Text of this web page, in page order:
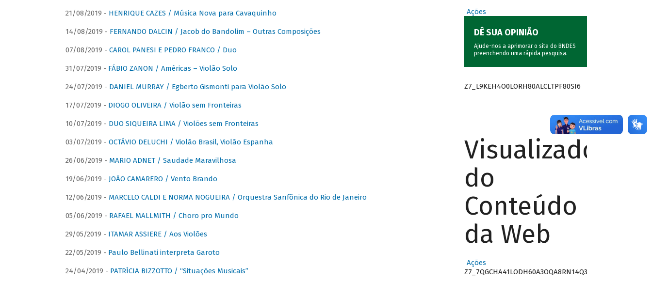
21/08/2019 - HENRIQUE CAZES / Música Nova para Cavaquinho
14/08/2019 - FERNANDO DALCIN / Jacob do Bandolim – Outras Composições
07/08/2019 - CAROL PANESI E PEDRO FRANCO / Duo
31/07/2019 - FÁBIO ZANON / Américas – Violão Solo
24/07/2019 - DANIEL MURRAY / Egberto Gismonti para Violão Solo
17/07/2019 - DIOGO OLIVEIRA / Violão sem Fronteiras
10/07/2019 - DUO SIQUEIRA LIMA / Violões sem Fronteiras
03/07/2019 - OCTÁVIO DELUCHI / Violão Brasil, Violão Espanha
26/06/2019 - MARIO ADNET / Saudade Maravilhosa
19/06/2019 - JOÃO CAMARERO / Vento Brando
12/06/2019 - MARCELO CALDI E NORMA NOGUEIRA / Orquestra Sanfônica do Rio de Janeiro
05/06/2019 - RAFAEL MALLMITH / Choro pro Mundo
29/05/2019 - ITAMAR ASSIERE / Aos Violões
22/05/2019 - Paulo Bellinati interpreta Garoto
24/04/2019 - PATRÍCIA BIZZOTTO / “Situações Musicais”
Ações
DÊ SUA OPINIÃO
Ajude-nos a aprimorar o site do BNDES
preenchendo uma rápida pesquisa.
Z7_L9KEH4O0LORH80ALCLTPF80SI6
Visualizador
do
Conteúdo
da Web
Ações
Z7_7QGCHA41LODH60A3OQA8RN14Q3